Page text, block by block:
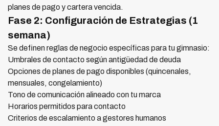
planes de pago y cartera vencida.
Fase 2: Configuración de Estrategias (1
semana)
Se definen reglas de negocio específicas para tu gimnasio:
Umbrales de contacto según antigüedad de deuda
Opciones de planes de pago disponibles (quincenales,
mensuales, congelamiento)
Tono de comunicación alineado con tu marca
Horarios permitidos para contacto
Criterios de escalamiento a gestores humanos